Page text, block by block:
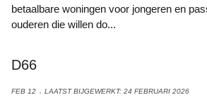
betaalbare woningen voor jongeren en
ouderen die willen do...
D66
FEB 12 LAATST BIJGEWERKT: 24 FEBRUARI 2026